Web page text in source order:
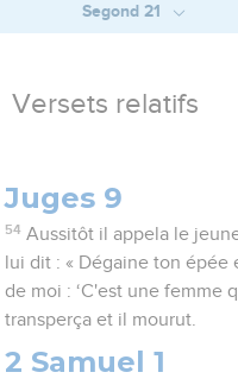
Segond 21
Versets relatifs
Juges 9
54 Aussitôt il appela le
lui dit : « Dégaine ton
de moi : ‘C'est une femme
transperça et il mourut.
2 Samuel 1